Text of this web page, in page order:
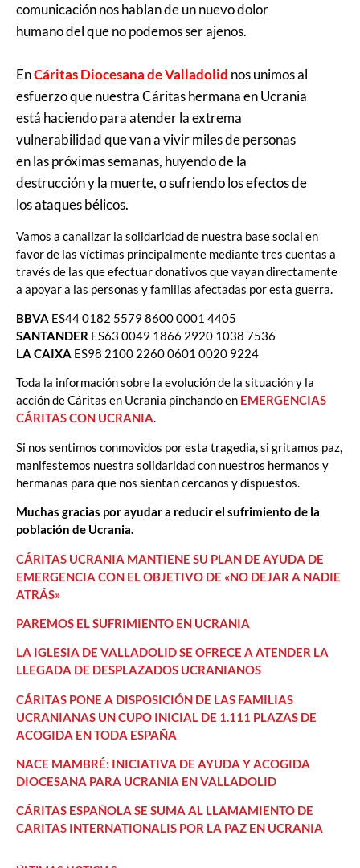
comunicación nos hablan de un nuevo dolor
humano del que no podemos ser ajenos.
EnCáritas Diocesana de Valladolid nos unimos al
esfuerzo que nuestra Cáritas hermana en Ucrania
está haciendo para atender la extrema
vulnerabilidad que van a vivir miles de personas
en las próximas semanas, huyendo de la
destrucción y la muerte, o sufriendo los efectos de
los ataques bélicos.
Vamos a canalizar la solidaridad de nuestra base social en
favor de las víctimas principalmente mediante tres cuentas a
través de las que efectuar donativos que vayan directamente
a apoyar a las personas y familias afectadas por esta guerra.
BBVA ES44 0182 5579 8600 0001 4405
SANTANDER ES63 0049 1866 2920 1038 7536
LA CAIXA ES98 2100 2260 0601 0020 9224
Toda la información sobre la evolución de la situación y la
acción de Cáritas en Ucrania pinchando en EMERGENCIAS
CÁRITAS CON UCRANIA.
Si nos sentimos conmovidos por esta tragedia, si gritamos paz,
manifestemos nuestra solidaridad con nuestros hermanos y
hermanas para que nos sientan cercanos y dispuestos.
Muchas gracias por ayudar a reducir el sufrimiento de la
población de Ucrania.
CÁRITAS UCRANIA MANTIENE SU PLAN DE AYUDA DE
EMERGENCIA CON EL OBJETIVO DE «NO DEJAR A NADIE
ATRÁS»
PAREMOS EL SUFRIMIENTO EN UCRANIA
LA IGLESIA DE VALLADOLID SE OFRECE A ATENDER LA
LLEGADA DE DESPLAZADOS UCRANIANOS
CÁRITAS PONE A DISPOSICIÓN DE LAS FAMILIAS
UCRANIANAS UN CUPO INICIAL DE 1.111 PLAZAS DE
ACOGIDA EN TODA ESPAÑA
NACE MAMBRÉ: INICIATIVA DE AYUDA Y ACOGIDA
DIOCESANA PARA UCRANIA EN VALLADOLID
CÁRITAS ESPAÑOLA SE SUMA AL LLAMAMIENTO DE
CARITAS INTERNATIONALIS POR LA PAZ EN UCRANIA